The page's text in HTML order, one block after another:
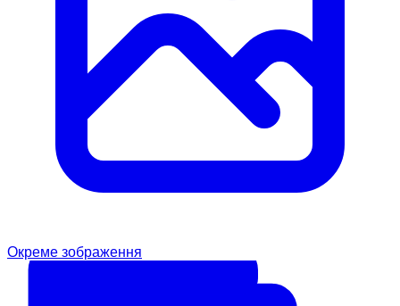
Окреме зображення